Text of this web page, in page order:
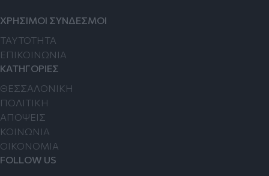
ΧΡΗΣΙΜΟΙ ΣΥΝΔΕΣΜΟΙ
TAYTOTHTA
ΕΠΙΚΟΙΝΩΝΙΑ
ΚΑΤΗΓΟΡΙΕΣ
ΘΕΣΣΑΛΟΝΙΚΗ
ΠΟΛΙΤΙΚΗ
ΑΠΟΨΕΙΣ
ΚΟΙΝΩΝΙΑ
ΟΙΚΟΝΟΜΙΑ
FOLLOW US